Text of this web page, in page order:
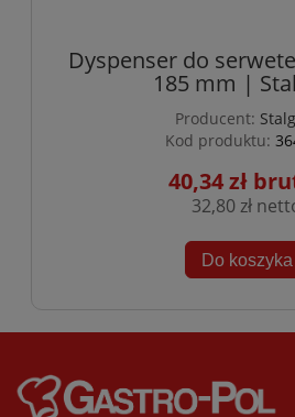
Dyspenser do
185 mm |
Producent:
Kod produktu:
40,34 zł
32,80 zł
Do koszyka